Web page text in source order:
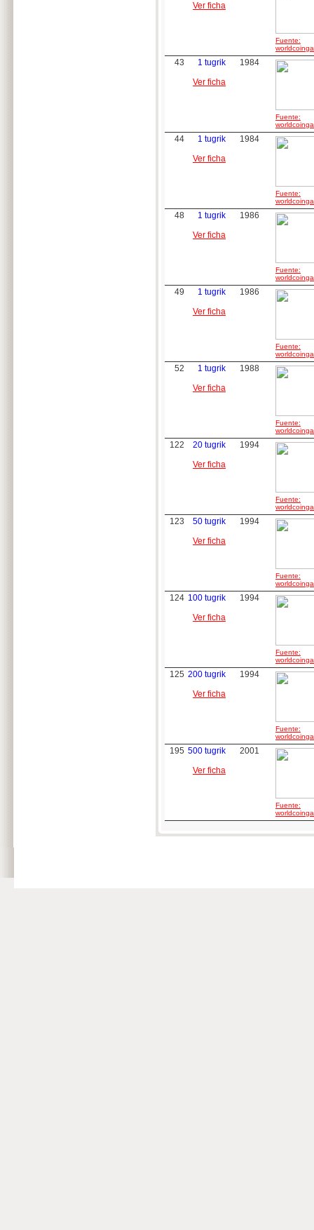
Ver ficha
Fuente:
43
1 tugrik
Ver ficha
1984
Fuente:
44
1 tugrik
Ver ficha
1984
Fuente:
48
1 tugrik
Ver ficha
1986
Fuente:
49
1 tugrik
Ver ficha
1986
Fuente:
52
1 tugrik
Ver ficha
1988
Fuente:
122
20 tugrik
Ver ficha
1994
Fuente:
123
50 tugrik
Ver ficha
1994
Fuente:
124 100 tugrik
Ver ficha
1994
Fuente:
125 200 tugrik
Ver ficha
1994
Fuente:
195 500 tugrik
Ver ficha
2001
Fuente: